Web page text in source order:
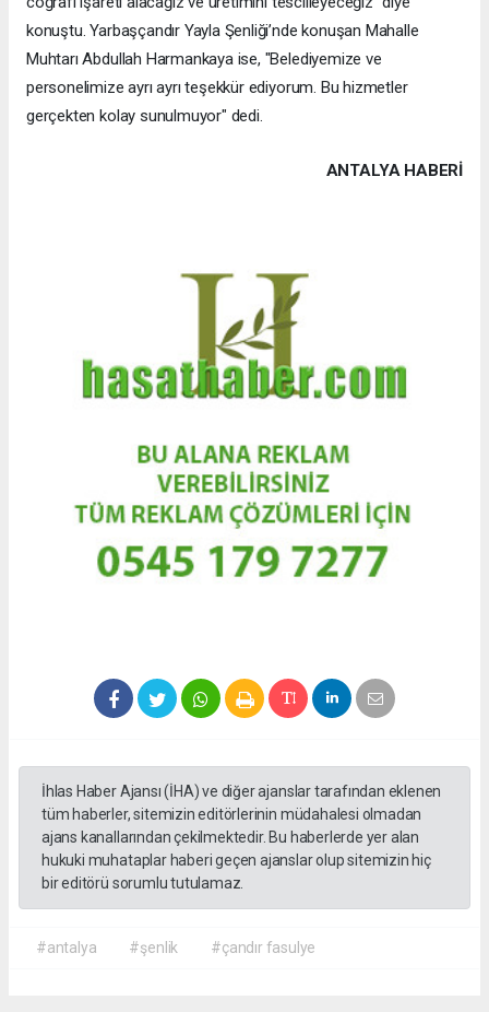
konuştu. Yarbaşçandır Yayla Şenliği’nde konuşan Mahalle
Muhtarı Abdullah Harmankaya ise, "Belediyemize ve
personelimize ayrı ayrı teşekkür ediyorum. Bu hizmetler
gerçekten kolay sunulmuyor" dedi.
ANTALYA HABERİ
İhlas Haber Ajansı (İHA) ve diğer ajanslar tarafından eklenen
tüm haberler, sitemizin editörlerinin müdahalesi olmadan
ajans kanallarından çekilmektedir. Bu haberlerde yer alan
hukuki muhataplar haberi geçen ajanslar olup sitemizin hiç
bir editörü sorumlu tutulamaz.
#antalya #şenlik #çandır fasulye